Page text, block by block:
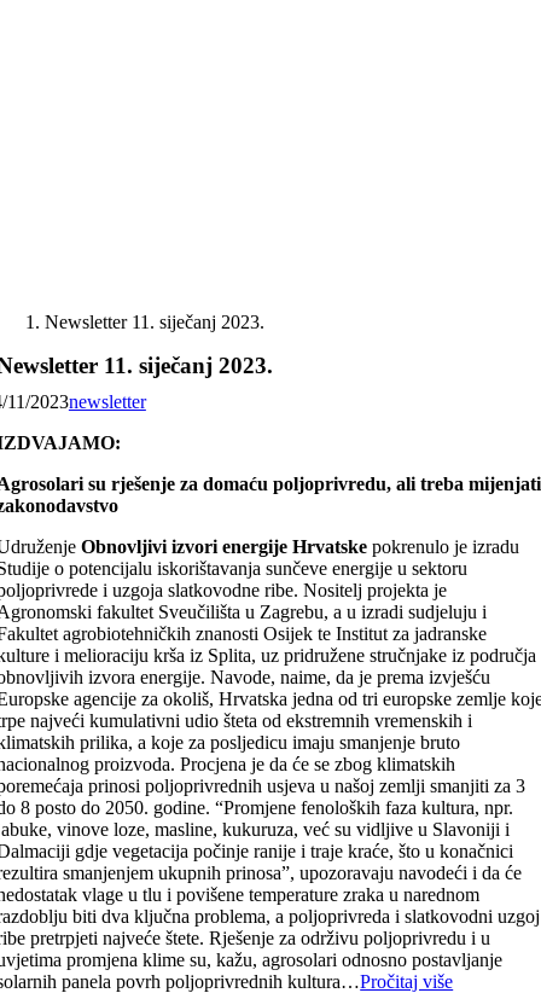
Newsletter 11. siječanj 2023.
11. siječanj 2023.
11/2023newsletter
su rješenje za domaću poljoprivredu, ali treba mijenjati
Obnovljivi izvori energije Hrvatske pokrenulo je izradu
o potencijalu iskorištavanja sunčeve energije u sektoru
i uzgoja slatkovodne ribe. Nositelj projekta je
fakultet Sveučilišta u Zagrebu, a u izradi sudjeluju i
agrobiotehničkih znanosti Osijek te Institut za jadranske
i melioraciju krša iz Splita, uz pridružene stručnjake iz područja
izvora energije. Navode, naime, da je prema izvješću
agencije za okoliš, Hrvatska jedna od tri europske zemlje
najveći kumulativni udio šteta od ekstremnih vremenskih i
prilika, a koje za posljedicu imaju smanjenje bruto
proizvoda. Procjena je da će se zbog klimatskih
prinosi poljoprivrednih usjeva u našoj zemlji smanjiti za 3
8 posto do 2050. godine. “Promjene fenoloških faza kultura, npr.
vinove loze, masline, kukuruza, već su vidljive u Slavoniji i
gdje vegetacija počinje ranije i traje kraće, što u konačnici
smanjenjem ukupnih prinosa”, upozoravaju navodeći i da će
vlage u tlu i povišene temperature zraka u narednom
biti dva ključna problema, a poljoprivreda i slatkovodni uzgoj
pretrpjeti najveće štete. Rješenje za održivu poljoprivredu i u
promjena klime su, kažu, agrosolari odnosno postavljanje
panela povrh poljoprivrednih kultura…Pročitaj više